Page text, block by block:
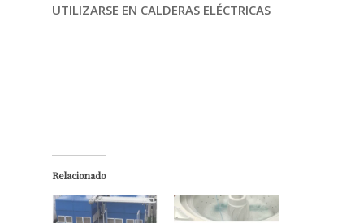
UTILIZARSE EN CALDERAS ELÉCTRICAS
Relacionado